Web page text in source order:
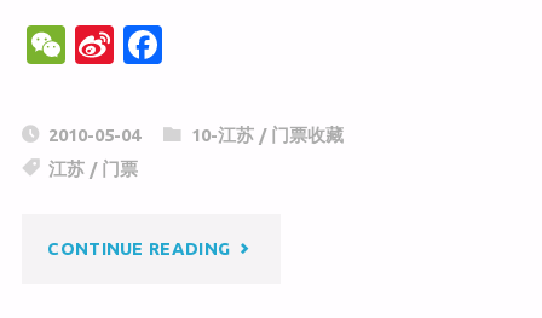
W
C
h
Si
a
W
b
c
o
2010-05-04 10-江苏/ 门票收藏
江苏 / 门票
CONTINUE READING"侵